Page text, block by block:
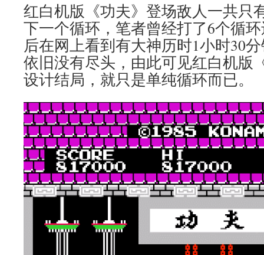
红白机版《功夫》登场敌人一共只
下一个循环，笔者曾经打了6个循
后在网上看到有大神历时1小时30
依旧没有尽头，由此可见红白机版
设计结局，就只是单纯循环而已。